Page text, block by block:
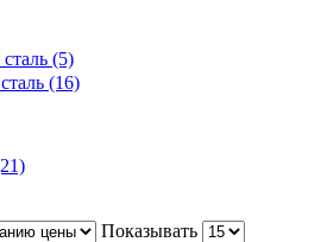
(5)
(16)
Показывать